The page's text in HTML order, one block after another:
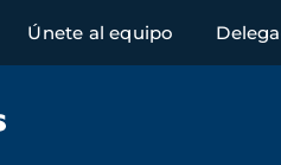
Únete al equipo